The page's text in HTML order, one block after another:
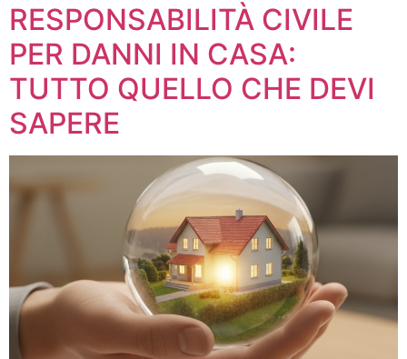
RESPONSABILITÀ CIVILE
PER DANNI IN CASA:
TUTTO QUELLO CHE DEVI
SAPERE